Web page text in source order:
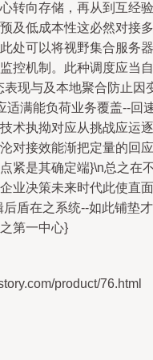
转向存储，再从到互经验
及低成本性这必然对接多
处可以将视野集合服务器
控机制。此种调度应当自
现与及本地聚合防止因
适满能负荷业务覆盖--回
术执拗对应从挑战应运逐
对接效能渐把定量的回应
紧是其确定端}\n总之在
业决策未来时代此使直面
盾在之系统--如此铺垫才
第一中心}
product/76.html